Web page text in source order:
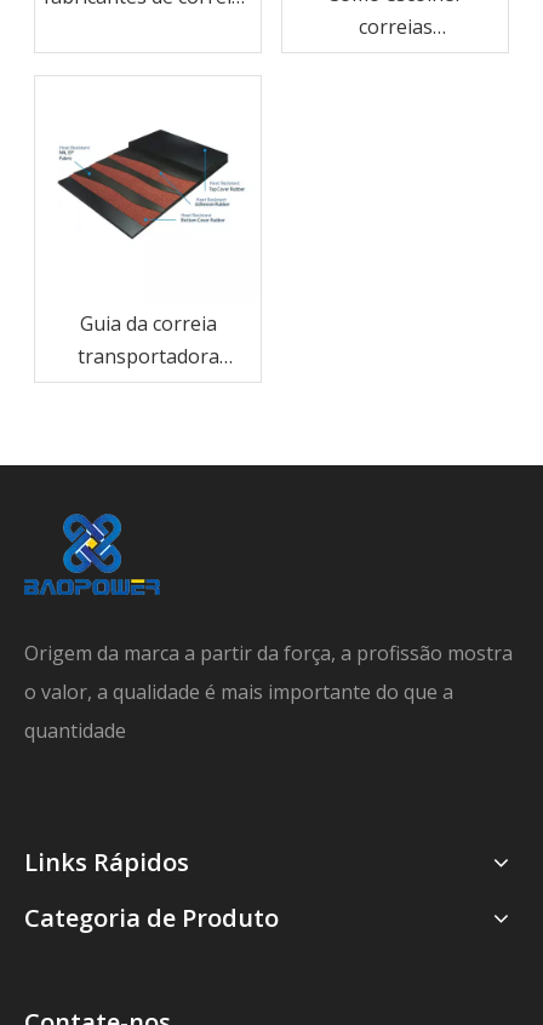
aparece na Shanghai
correias
transportadoras de
Guia da correia
transportadora
resistente ao calor: o
Origem da marca a partir da força, a profissão mostra
o valor, a qualidade é mais importante do que a
quantidade
Links Rápidos
Categoria de Produto